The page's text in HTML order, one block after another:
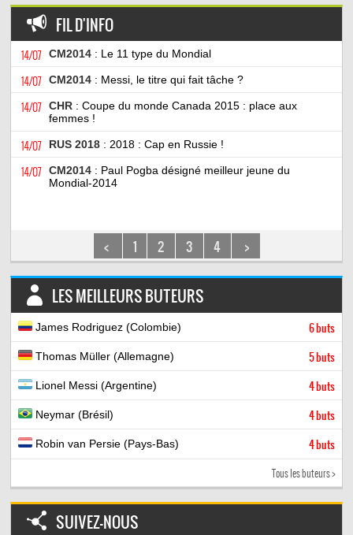
FIL D'INFO
14/07 CM2014 : Le 11 type du Mondial
14/07 CM2014 : Messi, le titre qui fait tâche ?
14/07 CHR : Coupe du monde Canada 2015 : place aux
femmes !
14/07 RUS 2018 : 2018 : Cap en Russie !
14/07 CM2014 : Paul Pogba désigné meilleur jeune du
Mondial-2014
< 1 2 3 4 >
LES MEILLEURS BUTEURS
James Rodriguez (Colombie) 6 buts
Thomas Müller (Allemagne) 5 buts
Lionel Messi (Argentine) 4 buts
Neymar (Brésil) 4 buts
Robin van Persie (Pays-Bas) 4 buts
Tous les buteurs >
SUIVEZ-NOUS